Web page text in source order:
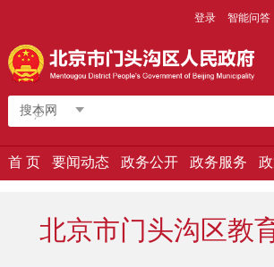
登录 智能问答
搜本网
首 页 要闻动态 政务公开 政务服务
北京市门头沟区教